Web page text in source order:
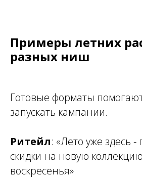
Примеры летних
разных ниш
Готовые форматы
запускать кампании.
Ритейл: «Лето уже здесь -
скидки на новую
воскресенья»